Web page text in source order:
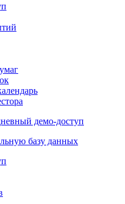
демо-доступ
базу данных